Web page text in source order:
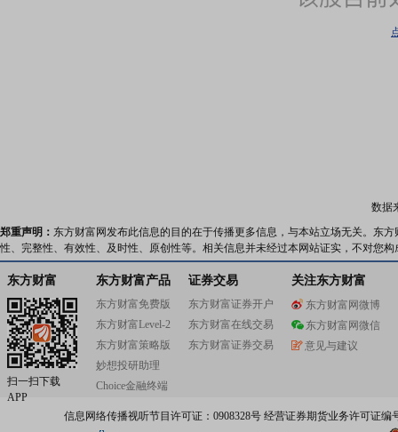
数据
郑重声明： 东方财富网发布此信息的目的在于传播更多信息，与本站立场无关。东
性、完整性、有效性、及时性、原创性等。相关信息并未经过本网站证实，不对您
东方财富
扫一扫下载
APP
东方财富产品
东方财富免费版
东方财富Level-2
东方财富策略版
妙想投研助理
Choice金融终端
证券交易
东方财富证券开户
东方财富在线交易
东方财富证券交易
关注东方财富
东方财富网微博
东方财富网微信
意见与建议
信息网络传播视听节目许可证：0908328号 经营证券期货业务许可证编